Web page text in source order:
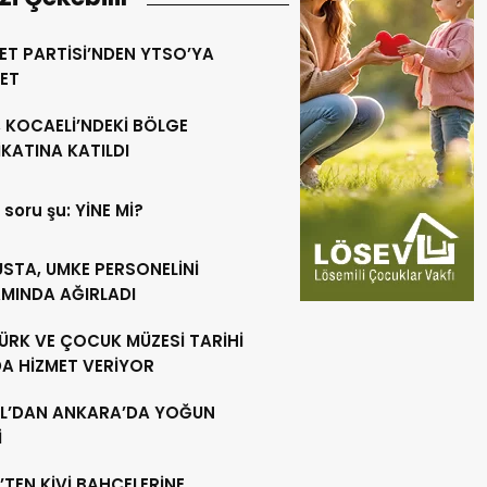
PARTİSİ’NDEN YTSO’YA
KOCAELİ’NDEKİ BÖLGE
KATILDI
şu: YİNE Mİ?
UMKE PERSONELİNİ
AĞIRLADI
VE ÇOCUK MÜZESİ TARİHİ
HİZMET VERİYOR
ANKARA’DA YOĞUN